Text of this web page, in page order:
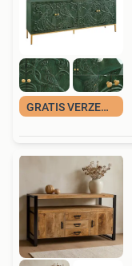
GRATIS VERZENDING